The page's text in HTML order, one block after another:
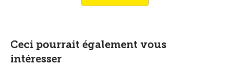
Ceci pourrait également vous
intéresser